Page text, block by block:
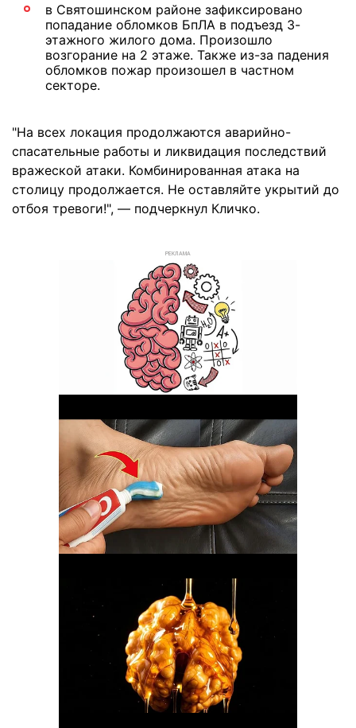
в Святошинском районе зафиксировано
попадание обломков БпЛА в подъезд 3-
этажного жилого дома. Произошло
возгорание на 2 этаже. Также из-за падения
обломков пожар произошел в частном
секторе.
"На всех локация продолжаются аварийно-
спасательные работы и ликвидация последствий
вражеской атаки. Комбинированная атака на
столицу продолжается. Не оставляйте укрытий до
отбоя тревоги!", — подчеркнул Кличко.
РЕКЛАМА